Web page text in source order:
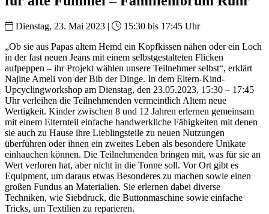
Dienstag, 23. Mai 2023 |
15:30 bis 17:45 Uhr
„Ob sie aus Papas altem Hemd ein Kopfkissen nähen oder ein Loch
in der fast neuen Jeans mit einem selbstgestalteten Flicken
aufpeppen – ihr Projekt wählen unsere Teilnehmer selbst“, erklärt
Najine Ameli von der Bib der Dinge. In dem Eltern-Kind-
Upcyclingworkshop am Dienstag, den 23.05.2023, 15:30 – 17:45
Uhr verleihen die Teilnehmenden vermeintlich Altem neue
Wertigkeit. Kinder zwischen 8 und 12 Jahren erlernen gemeinsam
mit einem Elternteil einfache handwerkliche Fähigkeiten mit denen
sie auch zu Hause ihre Lieblingsteile zu neuen Nutzungen
überführen oder ihnen ein zweites Leben als besondere Unikate
einhauchen können. Die Teilnehmenden bringen mit, was für sie an
Wert verloren hat, aber nicht in die Tonne soll. Vor Ort gibt es
Equipment, um daraus etwas Besonderes zu machen sowie einen
großen Fundus an Materialien. Sie erlernen dabei diverse
Techniken, wie Siebdruck, die Buttonmaschine sowie einfache
Tricks, um Textilien zu reparieren.